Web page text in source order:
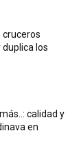
cruceros
los
calidad y
en